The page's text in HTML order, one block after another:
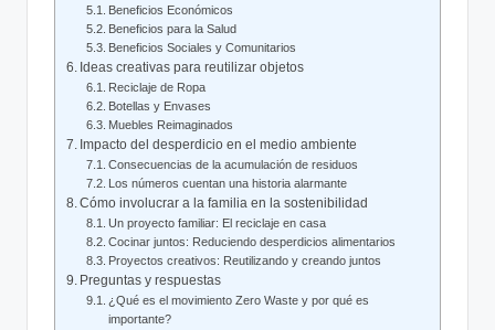
Beneficios Económicos
Beneficios para la Salud
Beneficios Sociales y Comunitarios
Ideas creativas para reutilizar objetos
Reciclaje de Ropa
Botellas y Envases
Muebles Reimaginados
Impacto del desperdicio en el medio ambiente
Consecuencias de la acumulación de residuos
Los números cuentan una historia alarmante
Cómo involucrar a la familia en la sostenibilidad
Un proyecto familiar: El reciclaje en casa
Cocinar juntos: Reduciendo desperdicios alimentarios
Proyectos creativos: Reutilizando y creando juntos
Preguntas y respuestas
¿Qué es el movimiento Zero Waste y por qué es
importante?